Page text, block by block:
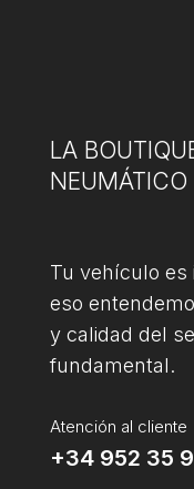
LA
NEUMÁTICO
Tu vehículo
eso
y calidad del
fundamental.
Atención al cliente
+34 952 35